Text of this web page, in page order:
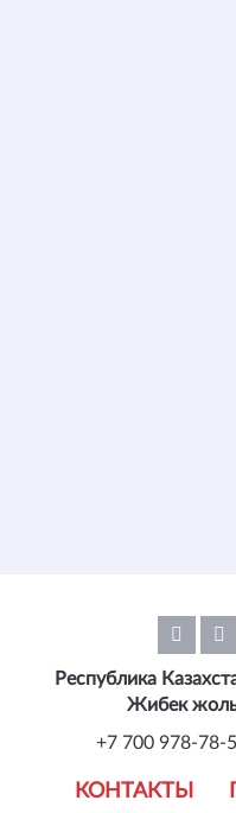
КОНТАКТЫ
Республика
Жибек
+7 700 978-78-